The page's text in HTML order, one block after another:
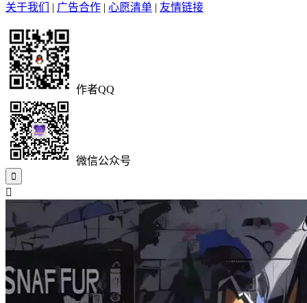
关于我们
| 广告合作 | 心愿清单 | 友情链接
作者QQ
微信公众号